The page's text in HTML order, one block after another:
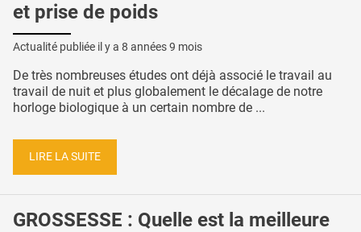
et prise de poids
Actualité publiée il y a 8 années 9 mois
De très nombreuses études ont déjà associé le travail au
travail de nuit et plus globalement le décalage de notre
horloge biologique à un certain nombre de ...
LIRE LA SUITE
GROSSESSE : Quelle est la meilleure